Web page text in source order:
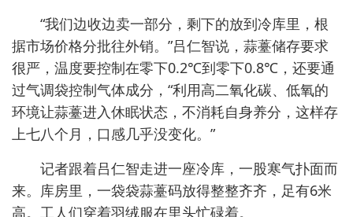
“我们边收边卖一部分，剩下的放到冷库里，根
据市场价格分批往外销。”吕仁智说，蒜薹储存要求
很严，温度要控制在零下0.2℃到零下0.8℃，还要通
过气调袋控制气体成分，“利用高二氧化碳、低氧的
环境让蒜薹进入休眠状态，不消耗自身养分，这样存
上七八个月，口感几乎没变化。”
记者跟着吕仁智走进一座冷库，一股寒气扑面而
来。库房里，一袋袋蒜薹码放得整整齐齐，足有6米
高。工人们穿着羽绒服在里头忙碌着。